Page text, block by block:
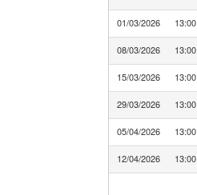
01/03/2026 13:00
08/03/2026 13:00
15/03/2026 13:00
29/03/2026 13:00
05/04/2026 13:00
12/04/2026 13:00